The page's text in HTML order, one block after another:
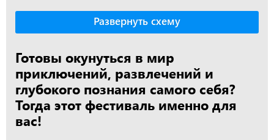
Развернуть схему
Готовы окунуться в мир
приключений, развлечений и
глубокого познания самого себя?
Тогда этот фестиваль именно для
вас!